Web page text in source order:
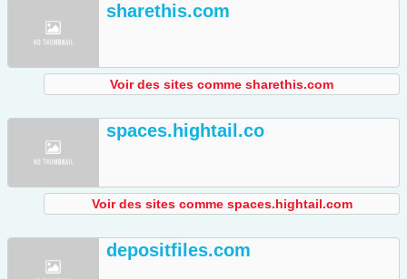
sharethis.com
Voir des sites comme sharethis.com
spaces.hightail.co
Voir des sites comme spaces.hightail.com
depositfiles.com